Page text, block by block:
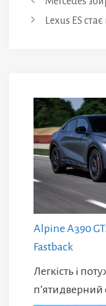
Lexus ES
Alpine A390
Fastback
Легкість і
п’ятидверний